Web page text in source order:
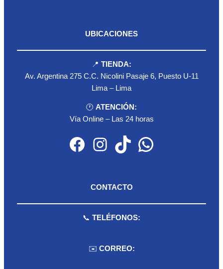
UBICACIONES
📍 TIENDA:
Av. Argentina 275 C.C. Nicolini Pasaje 6, Puesto U-11
Lima – Lima
🕐 ATENCIÓN:
Vía Online – Las 24 horas
Facebook Instagram TikTok WhatsApp
CONTACTO
📞 TELÉFONOS:
✉️ CORREO: